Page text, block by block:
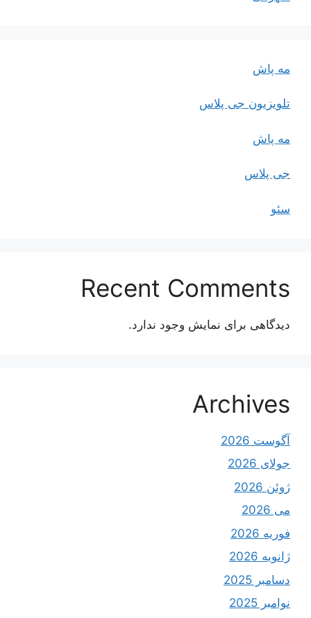
مه پاش
تلویزیون جی پلاس
مه پاش
جی پلاس
سئو
Recent Comments
دیدگاهی برای نمایش وجود ندارد.
Archives
آگوست 2026
جولای 2026
ژوئن 2026
می 2026
فوریه 2026
ژانویه 2026
دسامبر 2025
نوامبر 2025